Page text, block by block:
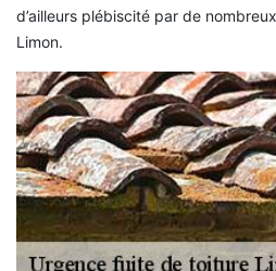
d’ailleurs plébiscité par de
Limon.